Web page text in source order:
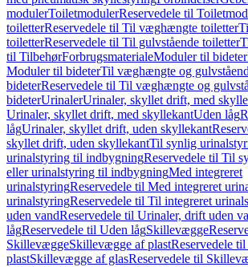
modulerToiletmodulerReservedele til
toiletterReservedele til Til væghængte toiletter
toiletterReservedele til Til gulvstående toiletter
til TilbehørForbrugsmaterialeModuler til bideter
Moduler til bideterTil væghængte og
bideterReservedele til Til væghængte og
bideterUrinalerUrinaler, skyllet drift, med
Urinaler, skyllet drift, med skyllekantUden låg
lågUrinaler, skyllet drift, uden skyllekant
skyllet drift, uden skyllekantTil synlig
urinalstyring til indbygningReservedele til Til
eller urinalstyring til indbygningMed integreret
urinalstyringReservedele til Med integreret
urinalstyringReservedele til Til integreret
uden vandReservedele til Urinaler, drift uden
lågReservedele til Uden lågSkillevægge
SkillevæggeSkillevægge af plastReservedele
plastSkillevægge af glasReservedele til